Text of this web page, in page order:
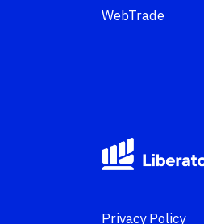
WebTrade
Privacy Policy